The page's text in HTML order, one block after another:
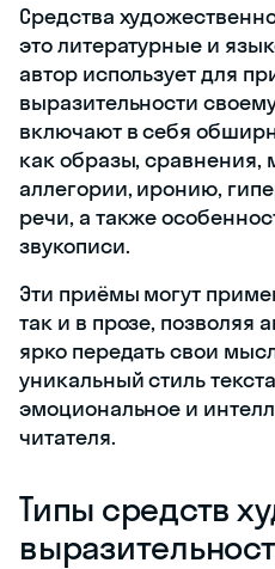
Средства
это литературные и
автор использует для
выразительности
включают в себя
как образы,
аллегории, иронию,
речи, а также
звукописи.
Эти приёмы могут
так и в прозе, позволяя
ярко передать свои
уникальный стиль
эмоциональное и
читателя.
Типы средств